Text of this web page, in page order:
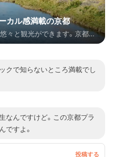
カル感満載の京都
々と観光ができます。京都な
しいもの、川と森、紅葉や桜、
ゆるく楽しむ、ローカル感満載
クで知らないところ満載でし
なんですけど。この京都プラ
ですよ。